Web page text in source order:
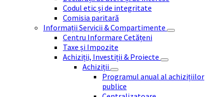
Codul etic și de integritate
Comisia paritară
Informații Servicii & Compartimente
Centru Informare Cetățeni
Taxe și Impozite
Achiziții, Investiții & Proiecte
Achiziții
Programul anual al achizițiilor
publice